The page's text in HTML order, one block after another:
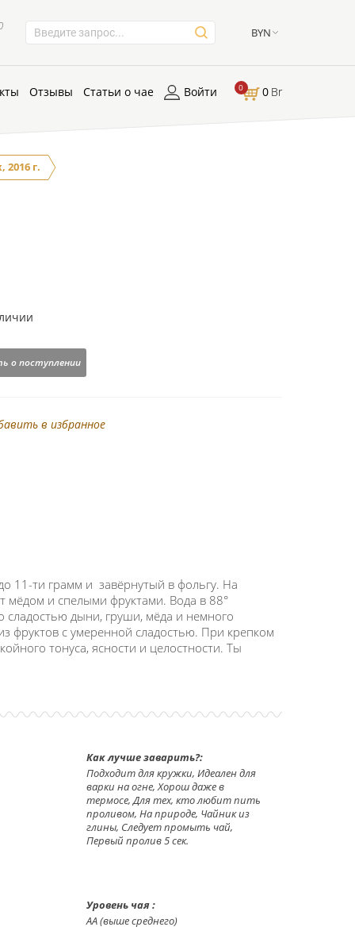
BYN
Отзывы Статьи о чае Войти 0 0 Br
г.
о поступлении
в избранное
11-ти грамм и завёрнутый в фольгу. На
мёдом и спелыми фруктами. Вода в 88°
сладостью дыни, груши, мёда и немного
фруктов с умеренной сладостью. При крепком
тонуса, ясности и целостности. Ты
Как лучше заварить?:
Подходит для кружки, Идеален для
варки на огне, Хорош даже в
термосе, Для тех, кто любит пить
проливом, На природе, Чайник из
глины, Следует промыть чай,
Первый пролив 5 сек.
Уровень чая :
АА (выше среднего)